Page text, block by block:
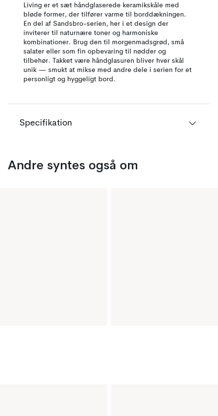
Living er et sæt håndglaserede keramikskåle med
bløde former, der tilfører varme til borddækningen.
En del af Sandsbro-serien, her i et design der
inviterer til naturnære toner og harmoniske
kombinationer. Brug den til morgenmadsgrød, små
salater eller som fin opbevaring til nødder og
tilbehør. Takket være håndglasuren bliver hver skål
unik — smukt at mikse med andre dele i serien for et
personligt og hyggeligt bord.
Specifikation
Andre syntes også om